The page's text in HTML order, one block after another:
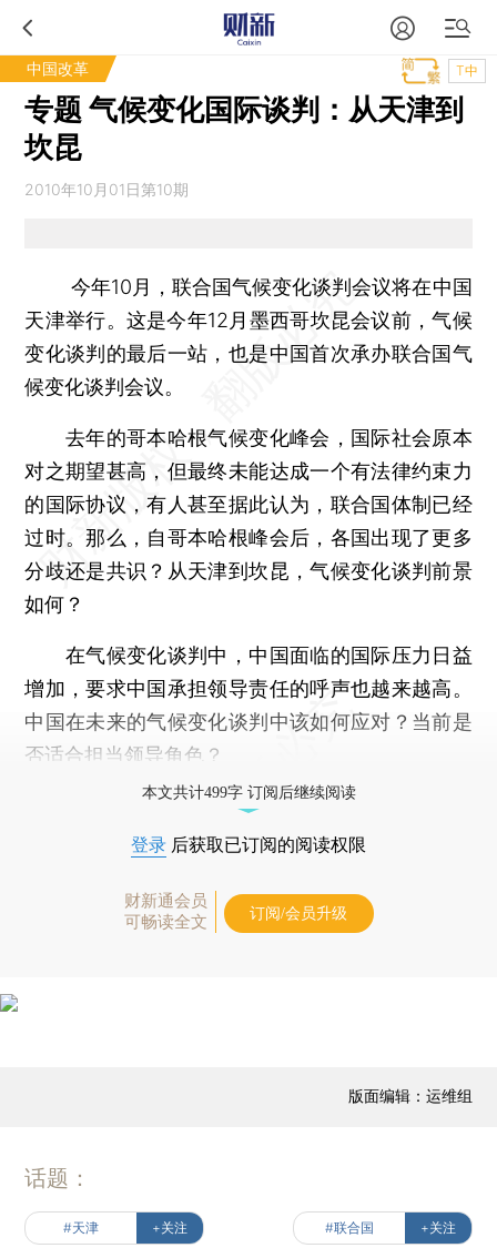
中国改革 T中
专题 气候变化国际谈判：从天津到
坎昆
2010年10月01日第10期
今年10月，联合国气候变化谈判会议将在中国
天津举行。这是今年12月墨西哥坎昆会议前，气候
变化谈判的最后一站，也是中国首次承办联合国气
候变化谈判会议。
去年的哥本哈根气候变化峰会，国际社会原本
对之期望甚高，但最终未能达成一个有法律约束力
的国际协议，有人甚至据此认为，联合国体制已经
过时。那么，自哥本哈根峰会后，各国出现了更多
分歧还是共识？从天津到坎昆，气候变化谈判前景
如何？
在气候变化谈判中，中国面临的国际压力日益
增加，要求中国承担领导责任的呼声也越来越高。
中国在未来的气候变化谈判中该如何应对？当前是
否适合担当领导角色？
本文共计499字 订阅后继续阅读
登录 后获取已订阅的阅读权限
财新通会员
可畅读全文
订阅/会员升级
版面编辑：运维组
话题：
#天津 +关注 #联合国 +关注